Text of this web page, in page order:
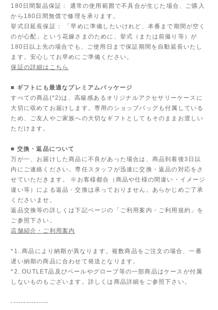
180日間製品保証： 通常の使用範囲で不具合が生じた場合、ご購入
から180日間無償で修理を承ります。
挙式日延長保証： 「早めに準備したいけれど、本番まで期間が空く
のが心配」という花嫁さまのために、挙式（または前撮り等）が
180日以上先の場合でも、ご使用日まで保証期間を自動延長いたし
ます。安心してお早めにご準備ください。
保証の詳細はこちら
■ ギフトにも最適なプレミアムパッケージ
すべての商品(*2)は、高級感あるオリジナルアクセサリーケースに
大切に収めてお届けします。専用のショップバッグも付属している
ため、ご友人やご家族への大切なギフトとしてもそのままお渡しい
ただけます。
■ 交換・返品について
万が一、お届けした商品に不良があった場合は、商品到着後3日以
内にご連絡ください。専任スタッフが迅速に交換・返品の対応をさ
せていただきます。 ※お客様都合（商品や仕様の間違い・イメージ
違い等）による返品・交換は承っておりません。あらかじめご了承
くださいませ。
返品交換等の詳しくは下記ページの「ご利用案内・ご利用規約」を
ご参照下さい。
店舗紹介・ご利用案内
*1..商品により納期が異なります。複数商品をご注文の場合、一番
遅い納期の商品に合わせて発送となります。
*2..OUTLET品及びベールやグローブ等の一部商品はケースが付属
しないものもございます。詳しくは商品詳細をご参照下さい。
---------------